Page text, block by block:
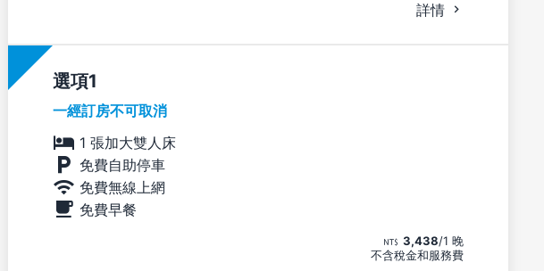
詳情
選項
一經訂房不可取消
1 張加大雙人床
免費自助停車
免費無線上網
免費早餐
3,438/1 晚
不含稅金和服務費